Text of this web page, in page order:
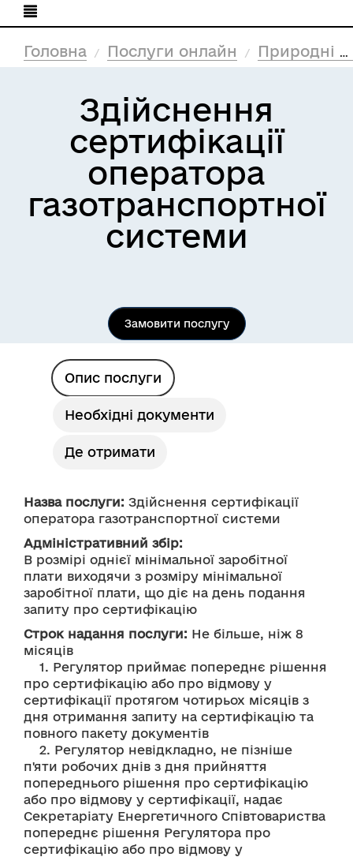
Головна Послуги онлайн Природні ресурси та екологія
Здійснення
сертифікації
оператора
газотранспортної
системи
Замовити послугу
Опис послуги
Необхідні документи
Де отримати
Назва послуги: Здійснення сертифікації
оператора газотранспортної системи
Адміністративний збір:
В розмірі однієї мінімальної заробітної
плати виходячи з розміру мінімальної
заробітної плати, що діє на день подання
запиту про сертифікацію
Строк надання послуги: Не більше, ніж 8
місяців
про сертифікацію або про відмову у
сертифікації протягом чотирьох місяців з
дня отримання запиту на сертифікацію та
повного пакету документів
п'яти робочих днів з дня прийняття
попереднього рішення про сертифікацію
або про відмову у сертифікації, надає
Секретаріату Енергетичного Співтовариства
попереднє рішення Регулятора про
сертифікацію або про відмову у